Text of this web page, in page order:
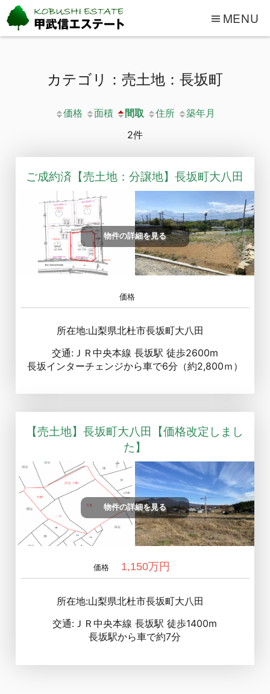
MENU
カテゴリ：売土地：長坂町
価格 面積 間取 住所
築年月
2件
ご成約済【売土地：分譲地】長坂町大八田
物件の詳細を見る
価格
所在地:山梨県北杜市長坂町大八田
交通:ＪＲ中央本線 長坂駅 徒歩2600m
長坂インターチェンジから車で6分（約2,800ｍ）
【売土地】長坂町大八田【価格改定しまし
た】
物件の詳細を見る
価格 1,150万円
所在地:山梨県北杜市長坂町大八田
交通:ＪＲ中央本線 長坂駅 徒歩1400m
長坂駅から車で約7分